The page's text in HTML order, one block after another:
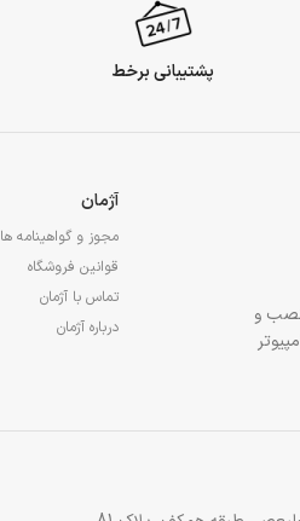
پشتیبانی برخط
نصب و
آژمان
مجوز و گواهینامه ها
قوانین فروشگاه
تماس با آژمان
درباره آژمان